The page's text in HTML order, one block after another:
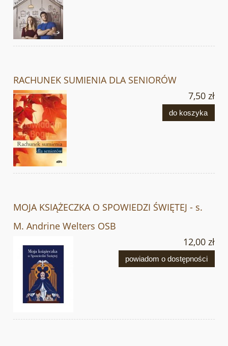
RACHUNEK SUMIENIA DLA SENIORÓW
7,50 zł
do koszyka
MOJA KSIĄŻECZKA O SPOWIEDZI ŚWIĘTEJ - s.
M. Andrine Welters OSB
12,00 zł
powiadom o dostępności